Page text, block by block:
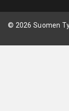
© 2026 Suomen